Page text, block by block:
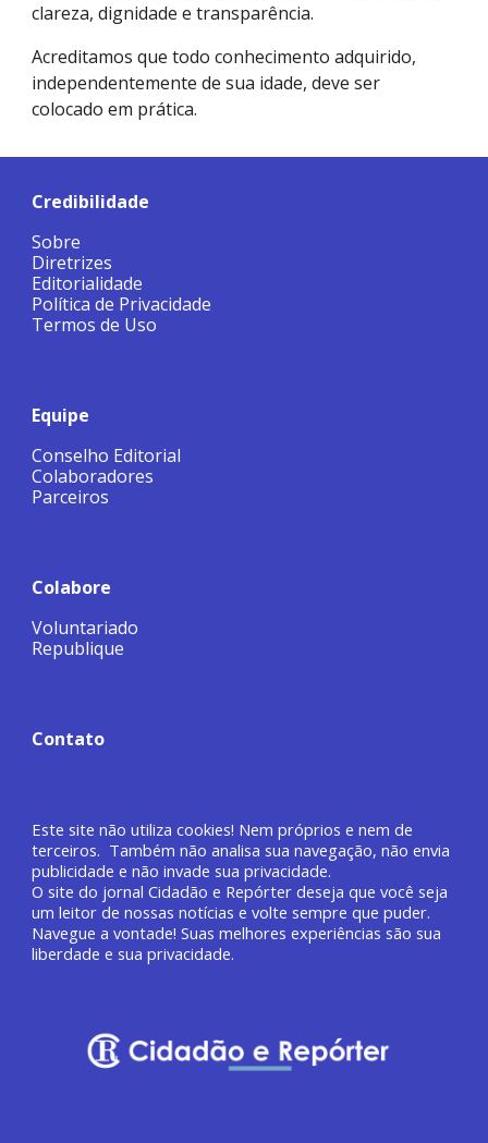
clareza, dignidade e transparência.
Acreditamos que todo conhecimento adquirido,
independentemente de sua idade, deve ser
colocado em prática.
Credibilidade
Sobre
Diretrizes
Editorialidade
Política de Privacidade
Termos de Uso
Equipe
Conselho Editorial
Colaboradores
Parceiros
Colabore
Voluntariado
Republique
Contato
Este site não utiliza cookies! Nem próprios e nem de
terceiros. Também não analisa sua navegação, não envia
publicidade e não invade sua privacidade.
O site do jornalCidadão e Repórter deseja que você seja
um leitor de nossas notícias e volte sempre que puder.
Navegue a vontade! Suas melhores experiências são sua
liberdade e sua privacidade.